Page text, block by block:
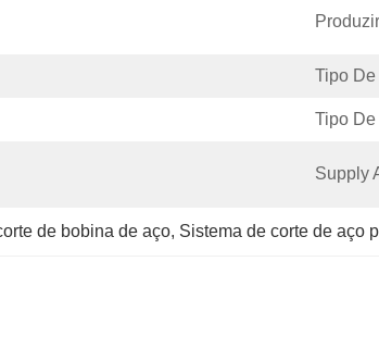
Tipo De
Tipo
Supply
de bobina de aço, Sistema de corte de aço